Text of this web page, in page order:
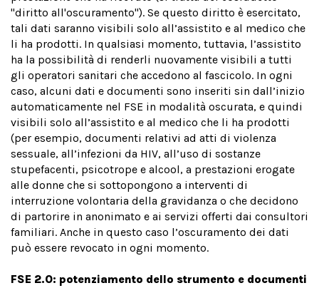
"diritto all'oscuramento"). Se questo diritto è esercitato,
tali dati saranno visibili solo all’assistito e al medico che
li ha prodotti. In qualsiasi momento, tuttavia, l’assistito
ha la possibilità di renderli nuovamente visibili a tutti
gli operatori sanitari che accedono al fascicolo. In ogni
caso, alcuni dati e documenti sono inseriti sin dall’inizio
automaticamente nel FSE in modalità oscurata, e quindi
visibili solo all’assistito e al medico che li ha prodotti
(per esempio, documenti relativi ad atti di violenza
sessuale, all’infezioni da HIV, all’uso di sostanze
stupefacenti, psicotrope e alcool, a prestazioni erogate
alle donne che si sottopongono a interventi di
interruzione volontaria della gravidanza o che decidono
di partorire in anonimato e ai servizi offerti dai consultori
familiari. Anche in questo caso l’oscuramento dei dati
può essere revocato in ogni momento.
FSE 2.0: potenziamento dello strumento e documenti